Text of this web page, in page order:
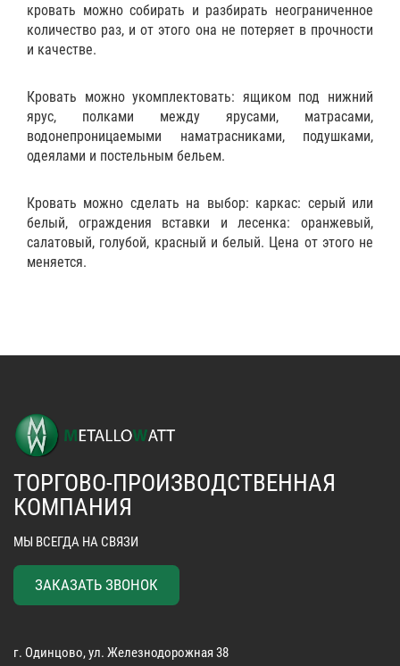
кровать можно собирать и разбирать неограниченное
количество раз, и от этого она не потеряет в прочности
и качестве.
Кровать можно укомплектовать: ящикомпод нижний
ярус, полками между ярусами, матрасами,
водонепроницаемыми наматрасниками, подушками,
одеялами и постельным бельем.
Кровать можно сделать на выбор: каркас: серый или
белый, ограждения вставки и лесенка: оранжевый,
салатовый, голубой, красный и белый. Цена от этого не
меняется.
ТОРГОВО-ПРОИЗВОДСТВЕННАЯ
КОМПАНИЯ
МЫ ВСЕГДА НА СВЯЗИ
ЗАКАЗАТЬ ЗВОНОК
г. Одинцово, ул. Железнодорожная 38